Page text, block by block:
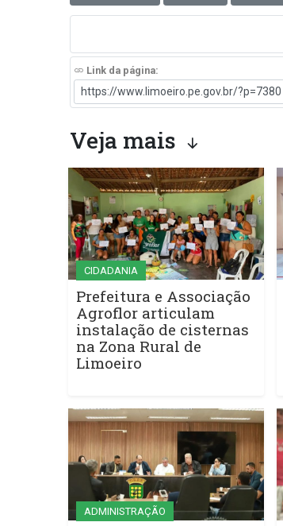
Link da página:
Veja mais
CIDADANIA
Prefeitura e Associação
Agroflor articulam
instalação de cisternas
na Zona Rural de
Limoeiro
ADMINISTRAÇÃO